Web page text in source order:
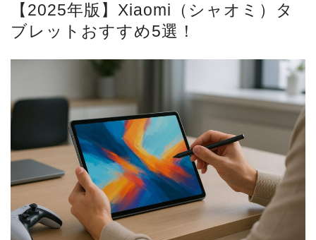
【2025年版】Xiaomi（シャオミ）タ
ブレットおすすめ5選！